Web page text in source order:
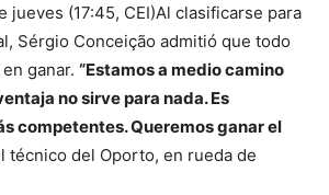
jueves (17:45, CEI)Al clasificarse para
Sérgio Conceição admitió que todo
ganar. “Estamos a medio camino
no sirve para nada. Es
competentes. Queremos ganar el
técnico del Oporto, en rueda de